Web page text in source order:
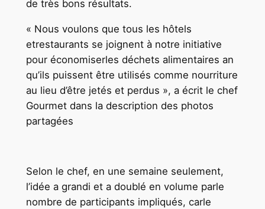
de très bons résultats.
« Nous voulons que tous les hôtels
etrestaurants se joignent à notre initiative
pour économiserles déchets alimentaires an
qu’ils puissent être utilisés comme nourriture
au lieu d’être jetés et perdus », a écrit le chef
Gourmet dans la description des photos
partagées
Selon le chef, en une semaine seulement,
l’idée a grandi et a doublé en volume parle
nombre de participants impliqués, carle